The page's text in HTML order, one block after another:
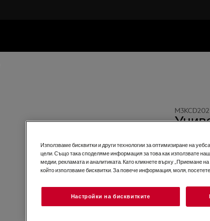
M3KCD202
Използваме бисквитки и други технологии за оптимизиране на
цели. Също така споделяме информация за това как използвате
медии, рекламата и аналитиката. Като кликнете върху „Приемане
който използваме бисквитки. За повече информация, моля,
Настройки на бисквитките